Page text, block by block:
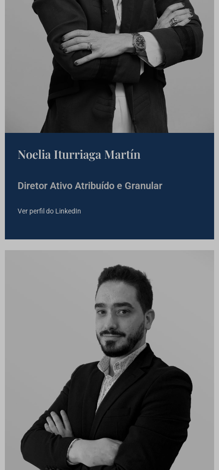
Noelia Iturriaga Martín
Diretor Ativo Atribuído e Granular
Ver perfil do LinkedIn